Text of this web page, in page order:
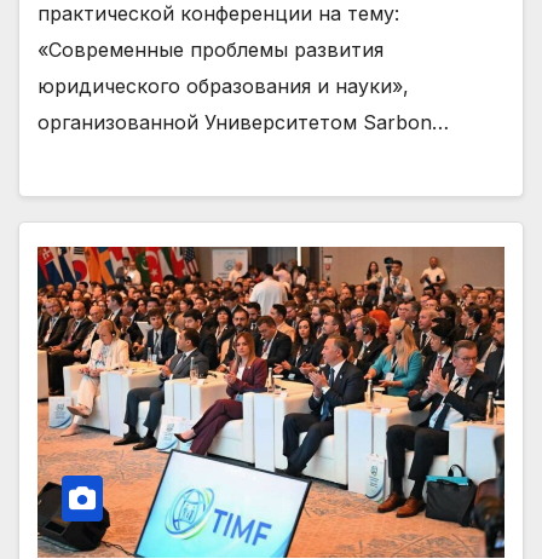
практической конференции на тему:
«Современные проблемы развития
юридического образования и науки»,
организованной Университетом Sarbon…